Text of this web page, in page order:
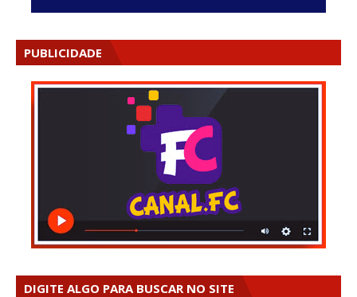
PUBLICIDADE
DIGITE ALGO PARA BUSCAR NO SITE